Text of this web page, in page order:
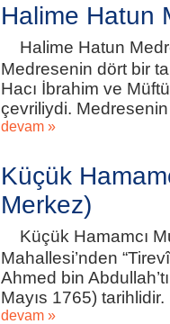
Halime Hatun
Halime Hatun
Medresenin dört bir
Hacı İbrahim ve
çevriliydi.
devam »
Küçük
Merkez)
Küçük Hamamcı
Mahallesi’nden
Ahmed bin
Mayıs 1765)
devam »